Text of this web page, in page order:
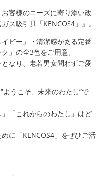
客様のニーズに寄り添い改
ス吸引具「KENCOS4」』。
ビー」・清潔感がある定番
」の全3色をご用意。
なり、老若男女問わずご愛
ようこそ、未来のわたし”で
「これからのわたし」はど
に「KENCOS4」をぜひご活